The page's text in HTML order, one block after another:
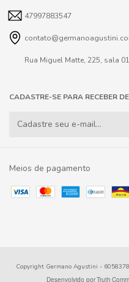
47997883547
Rua Miguel Matte, 225, sala 01
CADASTRE-SE PARA RECEBER
Meios de pagamento
Copyright Germano Agustini -
Desenvolvido porTruth